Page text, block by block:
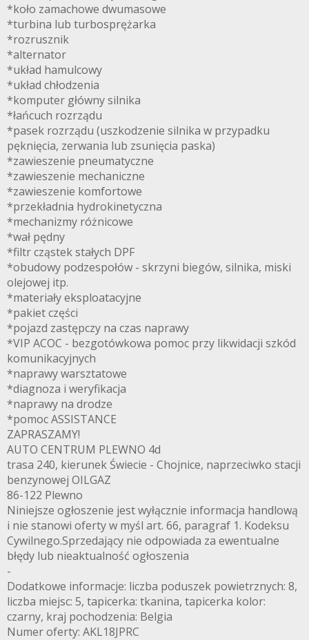
*koło zamachowe dwumasowe
*turbina lub turbosprężarka
*rozrusznik
*alternator
*układ hamulcowy
*układ chłodzenia
*komputer główny silnika
*łańcuch rozrządu
*pasek rozrządu (uszkodzenie silnika w przypadku
pęknięcia, zerwania lub zsunięcia paska)
*zawieszenie pneumatyczne
*zawieszenie mechaniczne
*zawieszenie komfortowe
*przekładnia hydrokinetyczna
*mechanizmy różnicowe
*wał pędny
*filtr cząstek stałych DPF
*obudowy podzespołów - skrzyni biegów, silnika, miski
olejowej itp.
*materiały eksploatacyjne
*pakiet części
*pojazd zastępczy na czas naprawy
*VIP ACOC - bezgotówkowa pomoc przy likwidacji szkód
komunikacyjnych
*naprawy warsztatowe
*diagnoza i weryfikacja
*naprawy na drodze
*pomoc ASSISTANCE
ZAPRASZAMY!
AUTO CENTRUM PLEWNO 4d
trasa 240, kierunek Świecie - Chojnice, naprzeciwko stacji
benzynowej OILGAZ
86-122 Plewno
Niniejsze ogłoszenie jest wyłącznie informacja handlową
i nie stanowi oferty w myśl art. 66, paragraf 1. Kodeksu
Cywilnego.Sprzedający nie odpowiada za ewentualne
błędy lub nieaktualność ogłoszenia
-
Dodatkowe informacje: liczba poduszek powietrznych: 8,
liczba miejsc: 5, tapicerka: tkanina, tapicerka kolor:
czarny, kraj pochodzenia: Belgia
Numer oferty: AKL18JPRC